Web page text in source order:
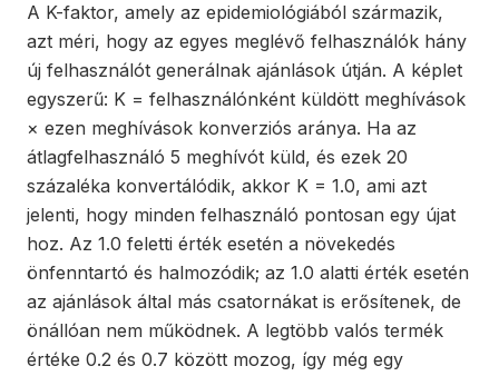
A K-faktor, amely az epidemiológiából származik,
azt méri, hogy az egyes meglévő felhasználók hány
új felhasználót generálnak ajánlások útján. A képlet
egyszerű: K = felhasználónként küldött meghívások
× ezen meghívások konverziós aránya. Ha az
átlagfelhasználó 5 meghívót küld, és ezek 20
százaléka konvertálódik, akkor K = 1.0, ami azt
jelenti, hogy minden felhasználó pontosan egy újat
hoz. Az 1.0 feletti érték esetén a növekedés
önfenntartó és halmozódik; az 1.0 alatti érték esetén
az ajánlások által más csatornákat is erősítenek, de
önállóan nem működnek. A legtöbb valós termék
értéke 0.2 és 0.7 között mozog, így még egy